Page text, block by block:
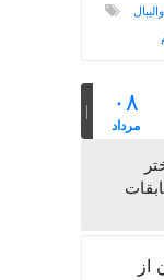
والیبال
۰۸
مرداد
از